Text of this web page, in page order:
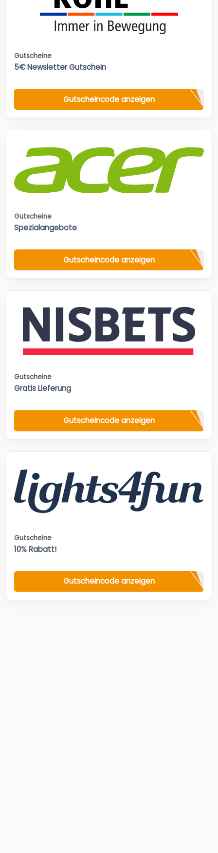
Gutscheine
5€ Newsletter Gutschein
Gutscheincode anzeigen
Gutscheine
Spezialangebote
Gutscheincode anzeigen
Gutscheine
Gratis Lieferung
Gutscheincode anzeigen
Gutscheine
10% Rabatt!
Gutscheincode anzeigen